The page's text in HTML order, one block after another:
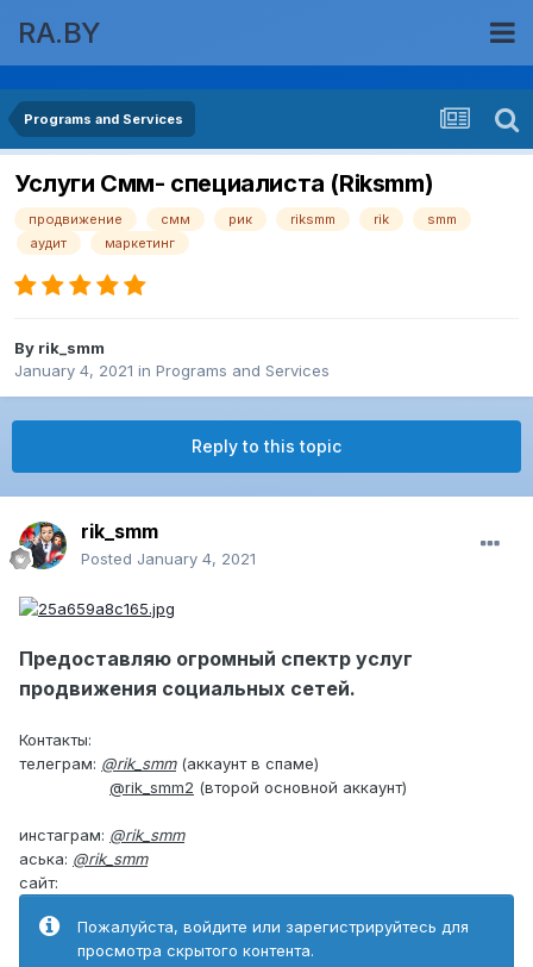
RA.BY
Programs and Services
Услуги Смм- специалиста (Riksmm)
продвижение смм рик riksmm rik
smm
аудит
маркетинг
By rik_smm
January 4, 2021 in Programs and Services
Reply to this topic
rik_smm
Posted January 4, 2021
Предоставляю огромный спектр услуг
продвижения социальных сетей.
Контакты:
телеграм: @rik_smm(аккаунт в спаме)
@rik_smm2 (второй основной аккаунт)
инстаграм: @rik_smm
аська: @rik_smm
сайт:
Пожалуйста, войдите или зарегистрируйтесь для
просмотра скрытого контента.